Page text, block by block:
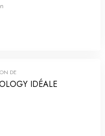
DE
IDÉALE